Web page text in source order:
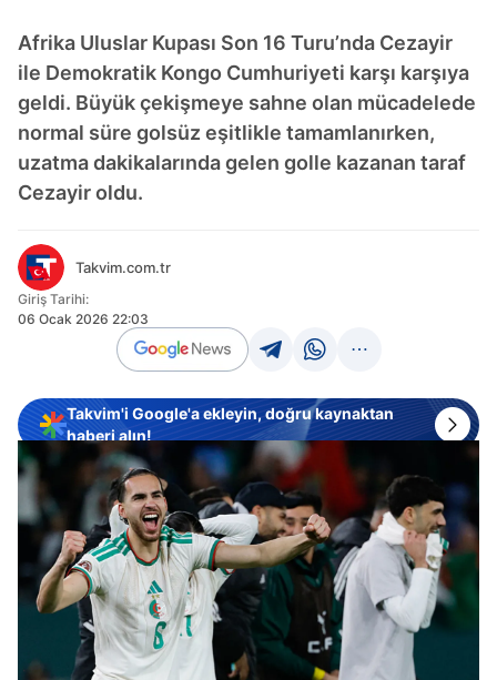
Afrika Uluslar Kupası Son 16 Turu’nda Cezayir
ile Demokratik Kongo Cumhuriyeti karşı karşıya
geldi. Büyük çekişmeye sahne olan mücadelede
normal süre golsüz eşitlikle tamamlanırken,
uzatma dakikalarında gelen golle kazanan taraf
Cezayir oldu.
Takvim.com.tr
Giriş Tarihi:
06 Ocak 2026 22:03
Takvim'i Google'a ekleyin, doğru kaynaktan
haberi alın!